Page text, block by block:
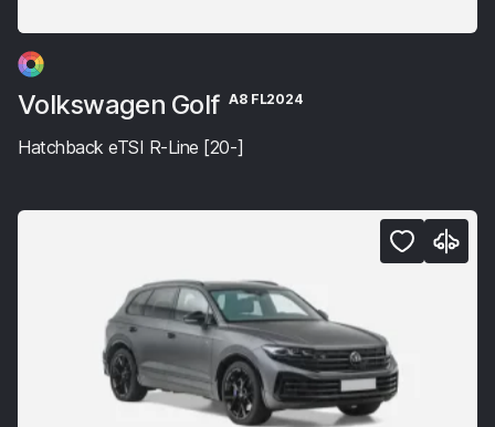
Volkswagen Golf A8 FL2024
Hatchback eTSI R-Line [20-]